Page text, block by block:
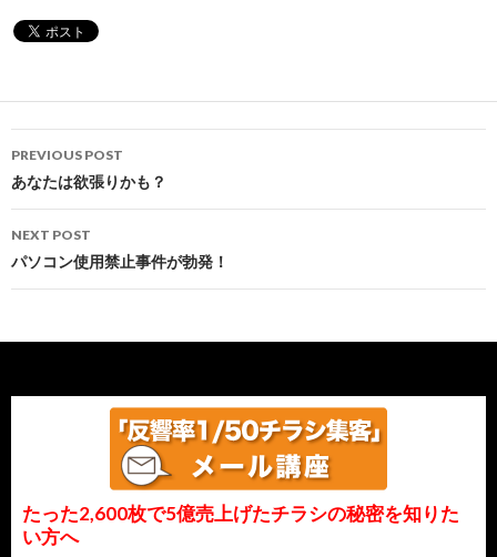
Post
navigation
PREVIOUS POST
あなたは欲張りかも？
NEXT POST
パソコン使用禁止事件が勃発！
たった2,600枚で5億売上げたチラシの秘密を知りた
い方へ